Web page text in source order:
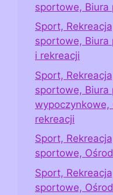
sportowe, Biura
Sport,
sportowe, Biura
i rekreacji
Sport,
sportowe, Biura
wypoczynkowe,
rekreacji
Sport,
sportowe,
Sport,
sportowe,